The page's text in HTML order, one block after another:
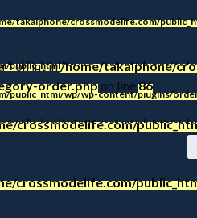
takaiphone/crossmodelife.com/
public_html/wp/wp-content/plugins/
public_html/wp/wp-content/plugins/
public_html/wp/wp-content/plugins/
on int in/home/takaiphone/
order.php on line86
crossmodelife.com/
crossmodelife.com/